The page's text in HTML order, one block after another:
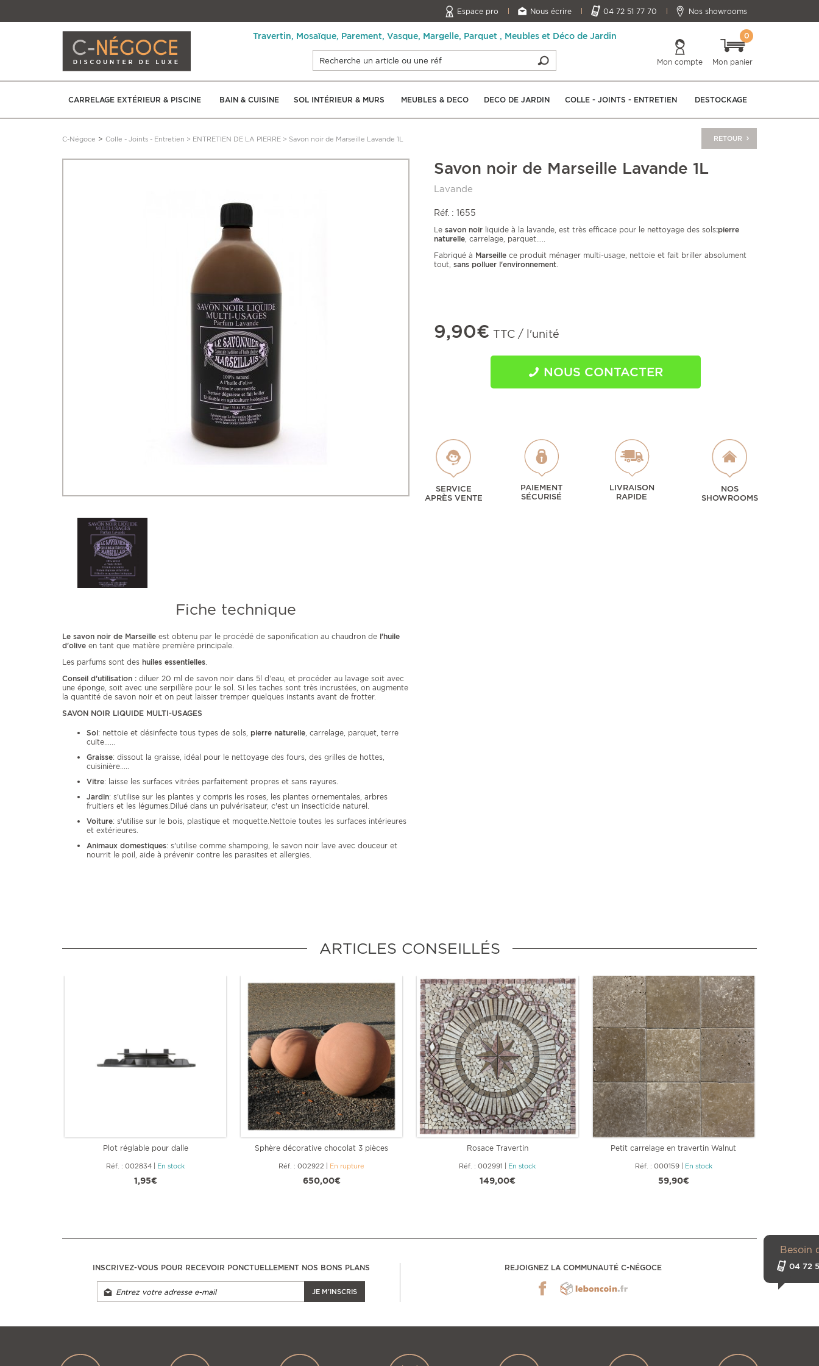
Espace pro Nous écrire 04 72 51 77 70 Nos showrooms
Travertin, Mosaïque, Parement, Vasque, Margelle, Parquet , Meubles et Déco de Jardin
Mon compte Mon panier
0
CARRELAGE EXTÉRIEUR & PISCINE BAIN & CUISINE SOL INTÉRIEUR & MURS MEUBLES & DECO DECO DE JARDIN COLLE - JOINTS - ENTRETIEN DESTOCKAGE
C-Négoce > Colle - Joints - Entretien > ENTRETIEN DE LA PIERRE > Savon noir de Marseille Lavande 1L RETOUR
Besoin
04 72
Fiche technique
Le savon noir de Marseille est obtenu par le procédé de saponification au chaudron de l'huile
d'olive en tant que matière première principale.
Les parfums sont des huiles essentielles.
Conseil d'utilisation : diluer 20 ml de savon noir dans 5l d’eau, et procéder au lavage soit avec
une éponge, soit avec une serpillère pour le sol. Si les taches sont très incrustées, on augmente
la quantité de savon noir et on peut laisser tremper quelques instants avant de frotter.
SAVON NOIR LIQUIDE MULTI-USAGES
Sol: nettoie et désinfecte tous types de sols, pierre naturelle, carrelage, parquet, terre
cuite......
Graisse: dissout la graisse, idéal pour le nettoyage des fours, des grilles de hottes,
cuisinière.....
Vitre: laisse les surfaces vitrées parfaitement propres et sans rayures.
Jardin: s'utilise sur les plantes y compris les roses, les plantes ornementales, arbres
fruitiers et les légumes.Dilué dans un pulvérisateur, c'est un insecticide naturel.
Voiture: s'utilise sur le bois, plastique et moquette.Nettoie toutes les surfaces intérieures
et extérieures.
Animaux domestiques: s'utilise comme shampoing, le savon noir lave avec douceur et
nourrit le poil, aide à prévenir contre les parasites et allergies.
Savon noir de Marseille Lavande 1L
Lavande
Réf. : 1655
Le savon noir liquide à la lavande, est très efficace pour le nettoyage des sols:pierre
naturelle, carrelage, parquet.....
Fabriqué à Marseille ce produit ménager multi-usage, nettoie et fait briller absolument
tout, sans polluer l'environnement.
9,90€ TTC / l'unité
NOUS CONTACTER
SERVICE
APRÈS VENTE
PAIEMENT
SÉCURISÉ
LIVRAISON
RAPIDE
NOS
SHOWROOMS
ARTICLES CONSEILLÉS
Plot réglable pour dalle
Réf. : 002834 En stock
1,95€
Sphère décorative chocolat 3 pièces
Réf. : 002922 En rupture
650,00€
Rosace Travertin
Réf. : 002991 En stock
149,00€
Petit carrelage en travertin Walnut
Réf. : 000159| En stock
59,90€
INSCRIVEZ-VOUS POUR RECEVOIR PONCTUELLEMENT NOS BONS PLANS
JE M'INSCRIS
REJOIGNEZ LA COMMUNAUTÉ C-NÉGOCE